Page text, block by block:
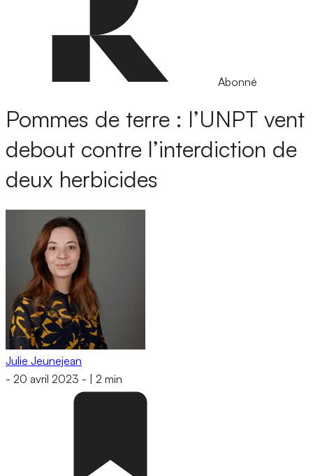
Abonné
Pommes de terre : l’UNPT vent
debout contre l’interdiction de
deux herbicides
Julie Jeunejean
- 20 avril 2023 - 2 min